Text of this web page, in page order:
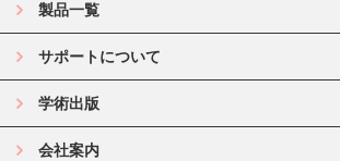
製品一覧
サポートについて
学術出版
会社案内